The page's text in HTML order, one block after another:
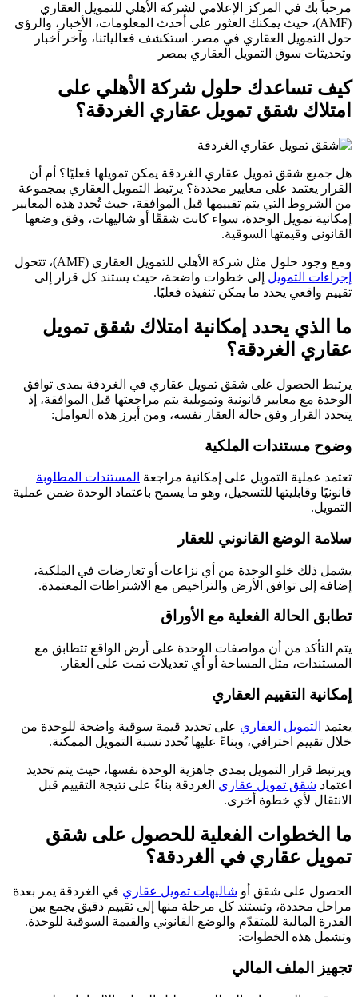
مرحباً بك في المركز الإعلامي لشركة الأهلي للتمويل العقاري
(AMF)، حيث يمكنك العثور على أحدث المعلومات، الأخبار، والرؤى
حول التمويل العقاري في مصر. استكشف فعالياتنا، وآخر أخبار
وتحديثات سوق التمويل العقاري بمصر
كيف تساعدك حلول شركة الأهلي على
امتلاك شقق تمويل عقاري الغردقة؟
هل جميع شقق تمويل عقاري الغردقة يمكن تمويلها فعليًا؟ أم أن
القرار يعتمد على معايير محددة؟ يرتبط التمويل العقاري بمجموعة
من الشروط التي يتم تقييمها قبل الموافقة، حيث تُحدد هذه المعايير
إمكانية تمويل الوحدة، سواء كانت شققًا أو شاليهات، وفق وضعها
القانوني وقيمتها السوقية.
ومع وجود حلول مثل شركة الأهلي للتمويل العقاري (AMF)، تتحول
إجراءات التمويل إلى خطوات واضحة، حيث يستند كل قرار إلى
تقييم واقعي يحدد ما يمكن تنفيذه فعليًا.
ما الذي يحدد إمكانية امتلاك شقق تمويل
عقاري الغردقة؟
يرتبط الحصول على شقق تمويل عقاري في الغردقة بمدى توافق
الوحدة مع معايير قانونية وتمويلية يتم مراجعتها قبل الموافقة، إذ
يتحدد القرار وفق حالة العقار نفسه، ومن أبرز هذه العوامل:
وضوح مستندات الملكية
تعتمد عملية التمويل على إمكانية مراجعة المستندات المطلوبة
قانونيًا وقابليتها للتسجيل، وهو ما يسمح باعتماد الوحدة ضمن عملية
التمويل.
سلامة الوضع القانوني للعقار
يشمل ذلك خلو الوحدة من أي نزاعات أو تعارضات في الملكية،
إضافة إلى توافق الأرض والتراخيص مع الاشتراطات المعتمدة.
تطابق الحالة الفعلية مع الأوراق
يتم التأكد من أن مواصفات الوحدة على أرض الواقع تتطابق مع
المستندات، مثل المساحة أو أي تعديلات تمت على العقار.
إمكانية التقييم العقاري
يعتمد التمويل العقاري على تحديد قيمة سوقية واضحة للوحدة من
خلال تقييم احترافي، وبناءً عليها تُحدد نسبة التمويل الممكنة.
ويرتبط قرار التمويل بمدى جاهزية الوحدة نفسها، حيث يتم تحديد
اعتماد شقق تمويل عقاري الغردقة بناءً على نتيجة التقييم قبل
الانتقال لأي خطوة أخرى.
ما الخطوات الفعلية للحصول على شقق
تمويل عقاري في الغردقة؟
الحصول على شقق أو شاليهات تمويل عقاري في الغردقة يمر بعدة
مراحل محددة، وتستند كل مرحلة منها إلى تقييم دقيق يجمع بين
القدرة المالية للمتقدّم والوضع القانوني والقيمة السوقية للوحدة.
وتشمل هذه الخطوات:
تجهيز الملف المالي